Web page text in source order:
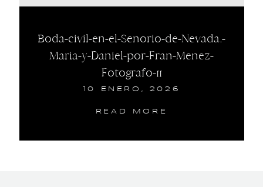
Boda-civil-en-el-Senorio-de-Nevada.-
Maria-y-Daniel-por-Fran-Menez-
Fotografo-11
10 ENERO, 2026
READ MORE